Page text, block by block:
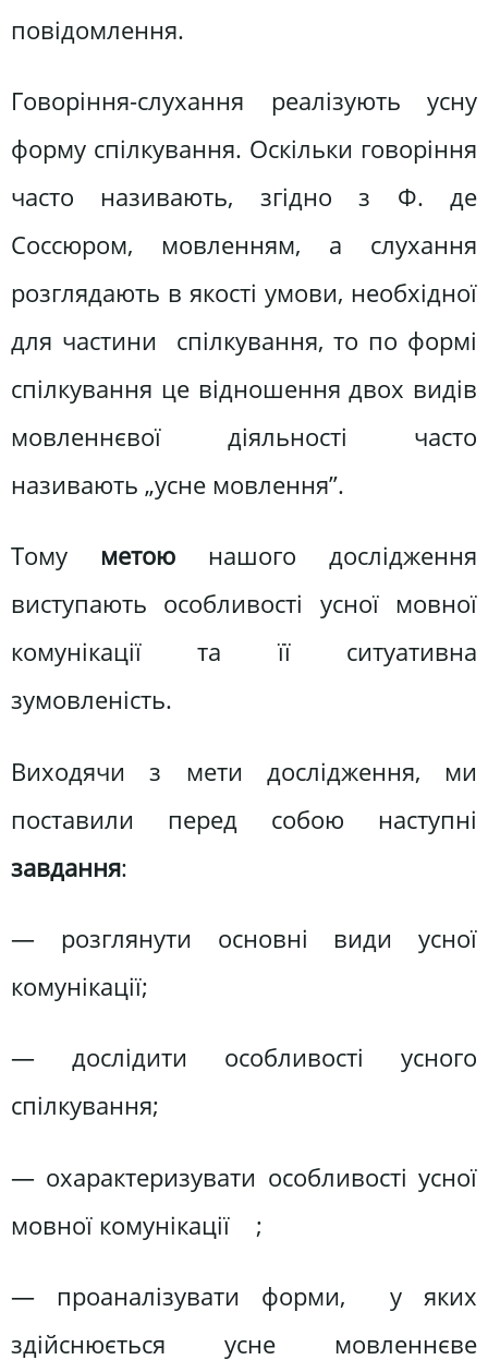
повідомлення.
Говоріння-слухання реалізують усну
форму спілкування. Оскільки говоріння
часто називають, згідно з Ф. де
Соссюром, мовленням, а слухання
розглядають в якості умови, необхідної
для частини спілкування, то по формі
спілкування це відношення двох видів
мовленнєвої діяльності часто
називають „усне мовлення”.
Тому метою нашого дослідження
виступають особливості усної мовної
комунікації та її ситуативна
зумовленість.
Виходячи з мети дослідження, ми
поставили перед собою наступні
завдання:
— розглянути основні види усної
комунікації;
— дослідити особливості усного
спілкування;
— охарактеризувати особливості усної
мовної комунікації ;
— проаналізувати форми, у яких
здійснюється усне мовленнєве